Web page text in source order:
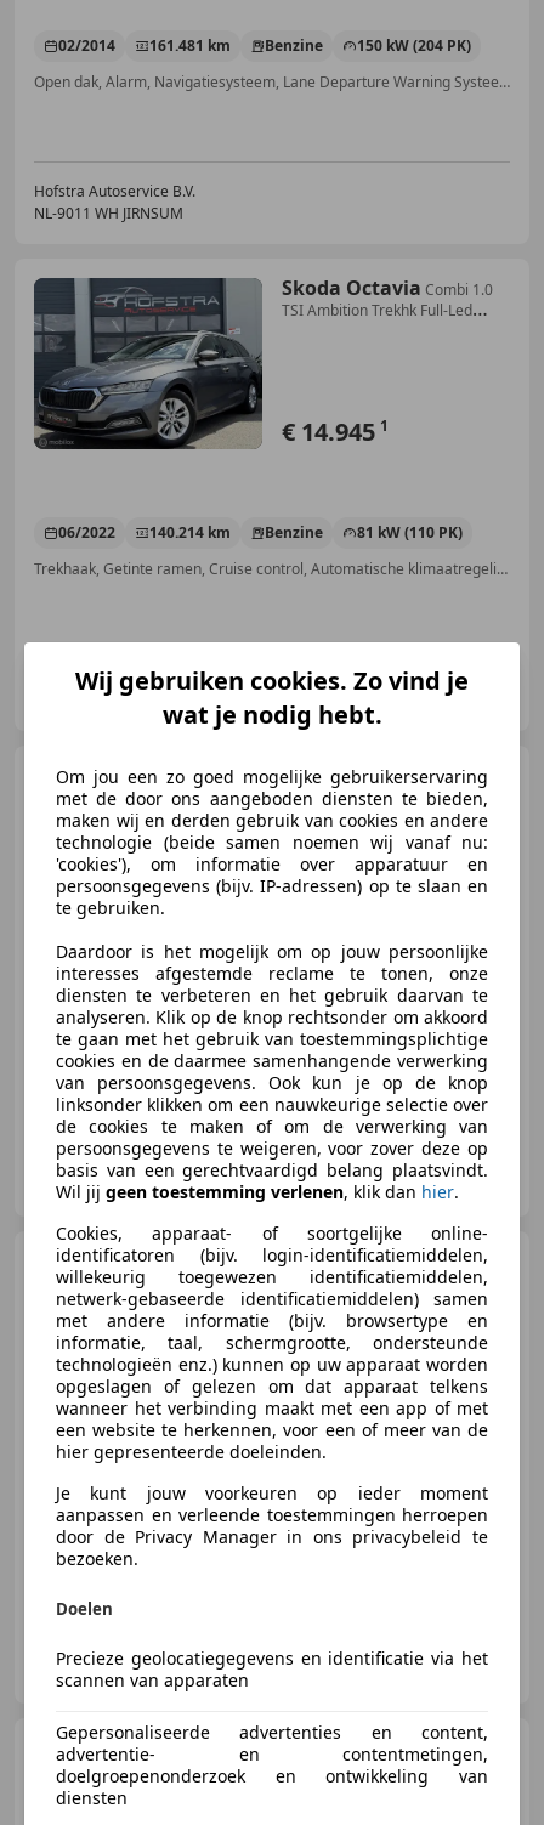
02/2014 161.481 km Benzine
150 kW (204 PK)
Open dak, Alarm, Navigatiesysteem, Lane Departure Warning Systeem, Parkeerhulp met camera, Panorama dak, Elektrische stoelverstelling, LED verlichting
Hofstra Autoservice B.V.
NL-9011 WH JIRNSUM
Skoda Octavia Combi 1.0
TSI Ambition Trekhk Full-Led
€ 14.945 1
06/2022 140.214 km Benzine
81 kW (110 PK)
Trekhaak, Getinte ramen, Cruise control, Automatische klimaatregeling, Lane Departure Warning Systeem, Lichtmetalen velgen, Digitale radio-ontvangst, Alarm
Hofstra Autoservice B.V.
NL-9011 WH JIRNSUM
Ford Focus Wagon 2.0
EcoBoost ST-2 Stoelverw 19inch
UNIEK!
04/2013 173.718 km Benzine
184 kW (250 PK)
Hofstra Autoservice B.V.
NL-9011 WH JIRNSUM
BMW X6xDrive40i M-Sport
Indivudual Laser Luchtv.Trekh.VO
€ 59.945 1
08/2020 125.571 km Benzine
250 kW (340 PK)
Hofstra Autoservice B.V.
NL-9011 WH JIRNSUM
Citroen C3 Aircross1.2
PureTech S&S Feel Pano CarPlay
Wij gebruiken cookies. Zo vind je
wat je nodig hebt.
Om jou een zo goed mogelijke gebruikerservaring
met de door ons aangeboden diensten te bieden,
maken wij en derden gebruik van cookies en andere
technologie (beide samen noemen wij vanaf nu:
'cookies'), om informatie over apparatuur en
persoonsgegevens (bijv. IP-adressen) op te slaan en
te gebruiken.
Daardoor is het mogelijk om op jouw persoonlijke
interesses afgestemde reclame te tonen, onze
diensten te verbeteren en het gebruik daarvan te
analyseren. Klik op de knop rechtsonder om akkoord
te gaan met het gebruik van toestemmingsplichtige
cookies en de daarmee samenhangende verwerking
van persoonsgegevens. Ook kun je op de knop
linksonder klikken om een nauwkeurige selectie over
de cookies te maken of om de verwerking van
persoonsgegevens te weigeren, voor zover deze op
basis van een gerechtvaardigd belang plaatsvindt.
Wil jij geen toestemming verlenen, klik dan hier.
Cookies, apparaat- of soortgelijke online-
identificatoren (bijv. login-identificatiemiddelen,
willekeurig toegewezen identificatiemiddelen,
netwerk-gebaseerde identificatiemiddelen) samen
met andere informatie (bijv. browsertype en
informatie, taal, schermgrootte, ondersteunde
technologieën enz.) kunnen op uw apparaat worden
opgeslagen of gelezen om dat apparaat telkens
wanneer het verbinding maakt met een app of met
een website te herkennen, voor een of meer van de
hier gepresenteerde doeleinden.
Je kunt jouw voorkeuren op ieder moment
aanpassen en verleende toestemmingen herroepen
door de Privacy Manager in ons privacybeleid te
bezoeken.
Doelen
Precieze geolocatiegegevens en identificatie via het
scannen van apparaten
Gepersonaliseerde advertenties en content,
advertentie- en contentmetingen,
doelgroepenonderzoek en ontwikkeling van
diensten